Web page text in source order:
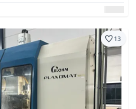
13